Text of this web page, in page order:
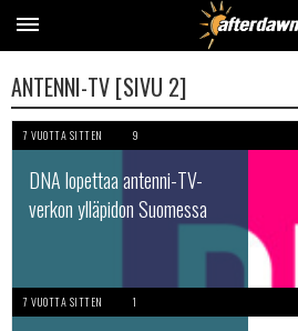
ANTENNI-TV [SIVU 2]
7 VUOTTA SITTEN 9
DNA lopettaa antenni-TV-
verkon ylläpidon Suomessa
7 VUOTTA SITTEN 1